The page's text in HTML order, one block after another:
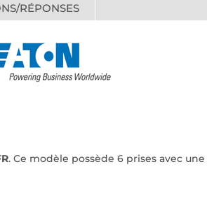
RÉPONSES
. Ce modèle possède 6 prises avec